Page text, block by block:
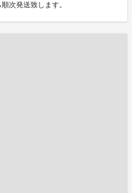
次発送致します。